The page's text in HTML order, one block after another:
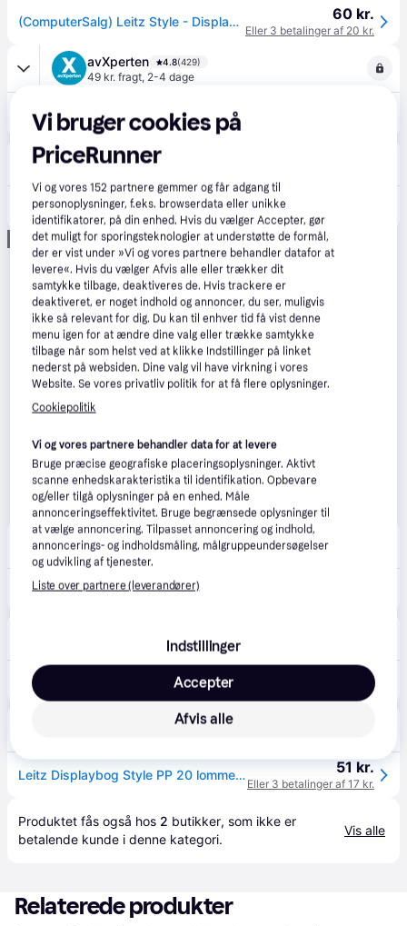
(ComputerSalg) Leitz Style - Displaybog - 20 rum - for A4 (210 x 297 mm) - kapacitet: 40 ark - pistaciegrøn 60 kr.
Eller 3 betalinger af 20 kr.
avXperten 4.8(429)
49 kr. fragt, 2-4 dage
Leitz Displaybog med 20 plastlommer (A4) Sort
Techmaster
Annonce
Grafical 4.8 (24)
59 kr. fragt
10 stk. Leitz Display book Style PP 20p. Sat.black.
2-4 dage
Displaybog Style PP 20 lommer hvid 50 kr.
4.8(1286)
Leitz Displaybog Style PP 20 lommer Arktisk hvid 51 kr.
Eller 3 betalinger af 17 kr.
Produktet fås også hos 2 butikker, som ikke er
betalende kunde i denne kategori.
Vis alle
Relaterede produkter
Vi bruger cookies på
PriceRunner
Vi og vores152 partnere gemmer og får adgang til
personoplysninger, f.eks. browserdata eller unikke
identifikatorer, på din enhed. Hvis du vælger Accepter, gør
det muligt for sporingsteknologier at understøtte de formål,
der er vist under »Vi og vores partnere behandler datafor at
levere«. Hvis du vælger Afvis alle eller trækker dit
samtykke tilbage, deaktiveres de. Hvis trackere er
deaktiveret, er noget indhold og annoncer, du ser, muligvis
ikke så relevant for dig. Du kan til enhver tid få vist denne
menu igen for at ændre dine valg eller trække samtykke
tilbage når som helst ved at klikke Indstillinger på linket
nederst på websiden. Dine valg vil have virkning i vores
Website. Se vores privatliv politik for at få flere oplysninger.
Cookiepolitik
Vi og vores partnere behandler data for at levere
Bruge præcise geografiske placeringsoplysninger. Aktivt
scanne enhedskarakteristika til identifikation. Opbevare
og/eller tilgå oplysninger på en enhed. Måle
annonceringseffektivitet. Bruge begrænsede oplysninger til
at vælge annoncering. Tilpasset annoncering og indhold,
annoncerings- og indholdsmåling, målgruppeundersøgelser
og udvikling af tjenester.
Liste over partnere (leverandører)
Indstillinger
Afvis alle
Accepter